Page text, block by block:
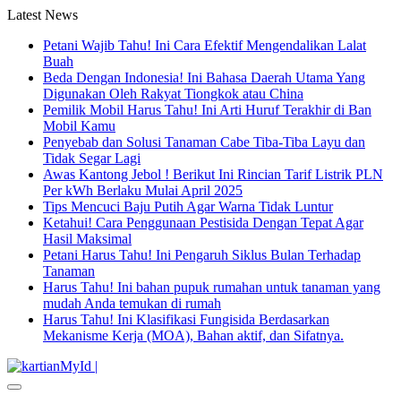
Latest News
Petani Wajib Tahu! Ini Cara Efektif Mengendalikan Lalat
Buah
Beda Dengan Indonesia! Ini Bahasa Daerah Utama Yang
Digunakan Oleh Rakyat Tiongkok atau China
Pemilik Mobil Harus Tahu! Ini Arti Huruf Terakhir di Ban
Mobil Kamu
Penyebab dan Solusi Tanaman Cabe Tiba-Tiba Layu dan
Tidak Segar Lagi
Awas Kantong Jebol ! Berikut Ini Rincian Tarif Listrik PLN
Per kWh Berlaku Mulai April 2025
Tips Mencuci Baju Putih Agar Warna Tidak Luntur
Ketahui! Cara Penggunaan Pestisida Dengan Tepat Agar
Hasil Maksimal
Petani Harus Tahu! Ini Pengaruh Siklus Bulan Terhadap
Tanaman
Harus Tahu! Ini bahan pupuk rumahan untuk tanaman yang
mudah Anda temukan di rumah
Harus Tahu! Ini Klasifikasi Fungisida Berdasarkan
Mekanisme Kerja (MOA), Bahan aktif, dan Sifatnya.